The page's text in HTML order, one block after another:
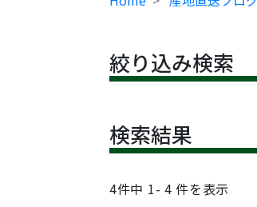
絞り込み検索
検索結果
4件中 1- 4件を表示